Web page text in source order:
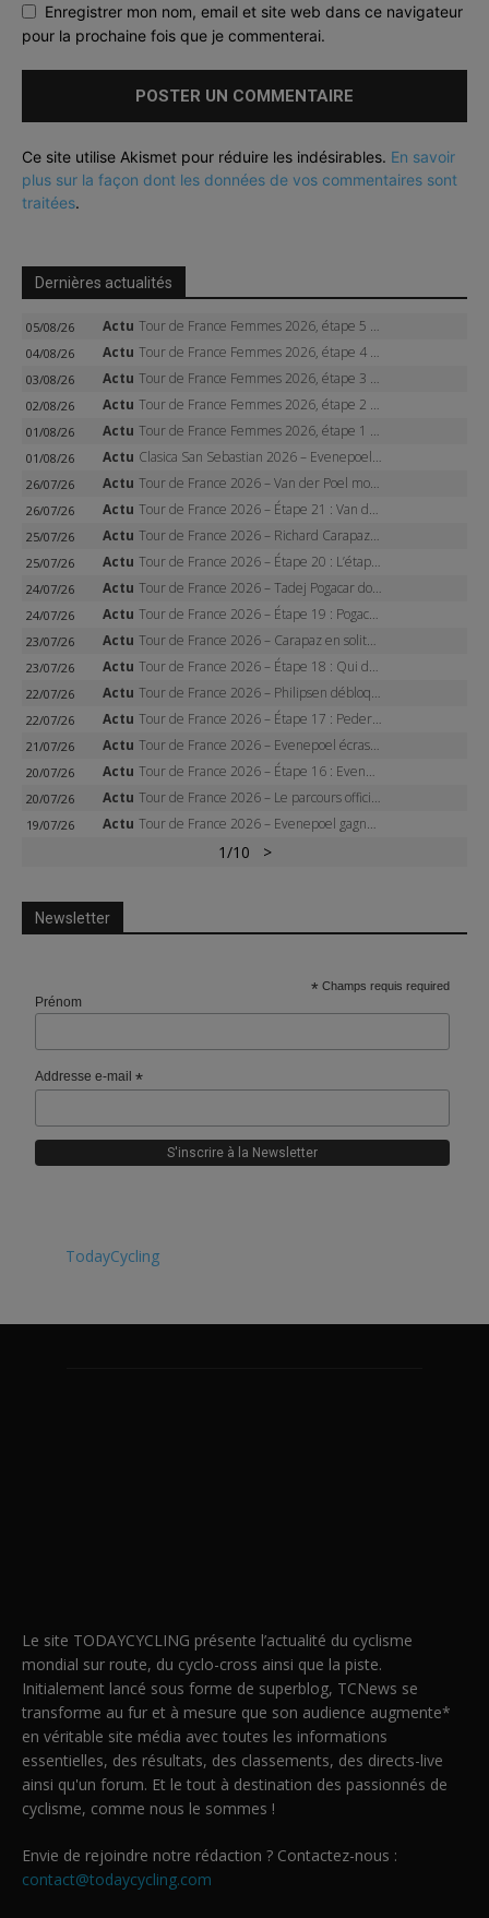
Enregistrer mon nom, email et site web dans ce navigateur
pour la prochaine fois que je commenterai.
Ce site utilise Akismet pour réduire les indésirables. En savoir
plus sur la façon dont les données de vos commentaires sont
traitées.
Dernières actualités
05/08/26 Actu Tour de France Femmes 2026, étape 5 – Demi Vollering gagne à Belleville, Reusser en jaune, Ferrand-Prévot coule
04/08/26 Actu Tour de France Femmes 2026, étape 4 – Marlen Reusser écrase le chrono, Ferrand-Prévot en crise
03/08/26 Actu Tour de France Femmes 2026, étape 3 – Sigrid Haugset en solitaire, 88 km d’échappée, maillot jaune
02/08/26 Actu Tour de France Femmes 2026, étape 2 – Lorena Wiebes doublé à Genève, Markus héroïque, 7e record
01/08/26 Actu Tour de France Femmes 2026, étape 1 – Lorena Wiebes intouchable à Lausanne, premier maillot jaune
01/08/26 Actu Clasica San Sebastian 2026 – Evenepoel recordman, 4e victoire, Carapaz battu au sprint
26/07/26 Actu Tour de France 2026 – Van der Poel monumental à Paris, Pogacar égale le record des cinq sacres
26/07/26 Actu Tour de France 2026 – Étape 21 : Van der Poel, Pogacar, qui succédera à Wout van Aert sur les Champs-Elysées ?
25/07/26 Actu Tour de France 2026 – Richard Carapaz roi des Alpes, doublé et maillot à pois, Seixas perd le podium
25/07/26 Actu Tour de France 2026 – Étape 20 : L’étape reine, Galibier, Sarenne, Alpe d’Huez, qui succédera à Pogacar ?
24/07/26 Actu Tour de France 2026 – Tadej Pogacar dompte l’Alpe d’Huez, 5e victoire, record de Pantani pulvérisé
24/07/26 Actu Tour de France 2026 – Étape 19 : Pogacar peut-il enfin dompter l’Alpe d’Huez ?
23/07/26 Actu Tour de France 2026 – Carapaz en solitaire à Orcières-Merlette, Paret-Peintre à un point du maillot à pois
23/07/26 Actu Tour de France 2026 – Étape 18 : Qui domptera Orcières-Merlette, première marche vers l’Alpe d’Huez ?
22/07/26 Actu Tour de France 2026 – Philipsen débloque son compteur à Voiron, Pedersen en danger pour le maillot vert
22/07/26 Actu Tour de France 2026 – Étape 17 : Pedersen peut-il verrouiller le maillot vert à Voiron ?
21/07/26 Actu Tour de France 2026 – Evenepoel écrase le chrono d’Évian, Seixas 4e, Lipowitz abandonne
20/07/26 Actu Tour de France 2026 – Étape 16 : Evenepoel, Pogacar, Ganna… qui domptera le chrono d’Évian pour redessiner le podium ?
20/07/26 Actu Tour de France 2026 – Le parcours officiel complet : 21 étapes, profils, carte et dates
19/07/26 Actu Tour de France 2026 – Evenepoel gagne à Solaison, Vingegaard abandonne, Pogacar toujours en jaune
1/10 >
Newsletter
* Champs requis required
Prénom
Addresse e-mail*
TodayCycling
Le site TODAYCYCLING présente l’actualité du cyclisme
mondial sur route, du cyclo-cross ainsi que la piste.
Initialement lancé sous forme de superblog, TCNews se
transforme au fur et à mesure que son audience augmente*
en véritable site média avec toutes les informations
essentielles, des résultats, des classements, des directs-live
ainsi qu'un forum. Et le tout à destination des passionnés de
cyclisme, comme nous le sommes !
Envie de rejoindre notre rédaction ? Contactez-nous :
contact@todaycycling.com